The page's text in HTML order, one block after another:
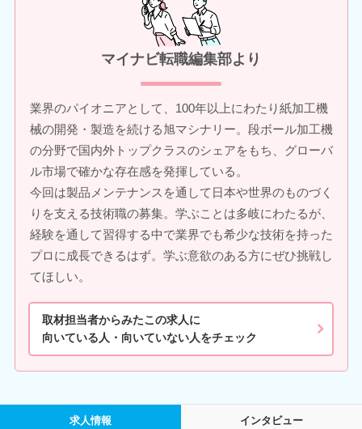
マイナビ転職編集部より
業界のパイオニアとして、100年以上にわたり紙加工機
械の開発・製造を続ける旭マシナリー。段ボール加工機
の分野で国内外トップクラスのシェアをもち、グローバ
ル市場で確かな存在感を発揮している。
今回は製品メンテナンスを通して日本や世界のものづく
りを支える技術職の募集。学ぶことは多岐にわたるが、
経験を通して習得する中で業界でも希少な技術を持った
プロに成長できるはず。学ぶ意欲のある方にぜひ挑戦し
てほしい。
取材担当者からみたこの求人に
向いている人・向いていない人をチェック
求人情報 インタビュー